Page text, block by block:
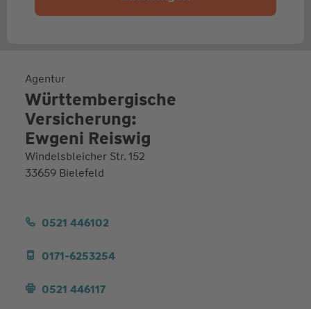
Agentur
Württembergische
Versicherung:
Ewgeni Reiswig
Windelsbleicher Str. 152
33659 Bielefeld
0521 446102
0171-6253254
0521 446117